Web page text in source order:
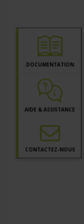
DOCUMENTATION
AIDE & ASSISTANCE
CONTACTEZ-NOUS